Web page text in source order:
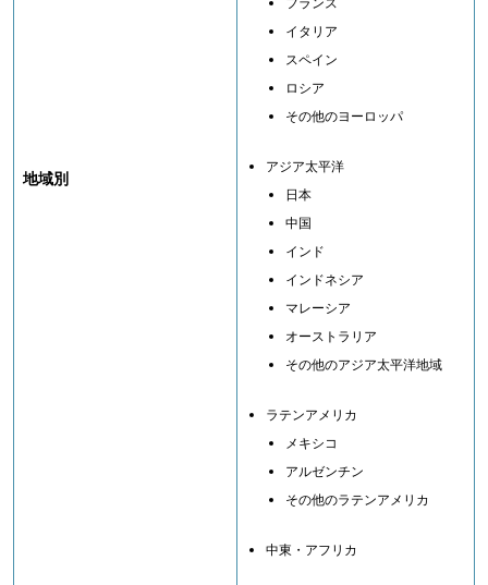
地域別
イタリア
スペイン
ロシア
その他のヨーロッパ
アジア太平洋
日本
中国
インド
インドネシア
マレーシア
オーストラリア
その他のアジア太平洋地域
ラテンアメリカ
メキシコ
アルゼンチン
その他のラテンアメリカ
中東・アフリカ